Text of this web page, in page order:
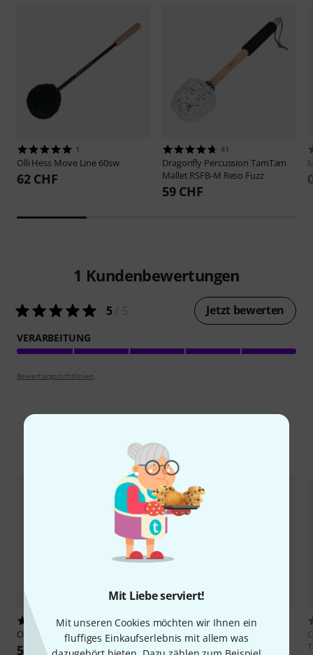
Mit Liebe serviert!
Mit unseren Cookies möchten wir Ihnen ein
fluffiges Einkaufserlebnis mit allem was
1
Olli Hess Move Line 60sw
62 CHF
41
Dragonfly Percussion TamTam
Mallet RSFB-M Reso Fuzz
59 CHF
1 Kundenbewertungen
5/ 5 Jetzt bewerten
VERARBEITUNG
Bewertungsrichtlinien
Alternativen vergleichen
7
Olli Hess Move Line 60pe
55 CHF
2
Olli HessIntense-Edition 60
52 CHF